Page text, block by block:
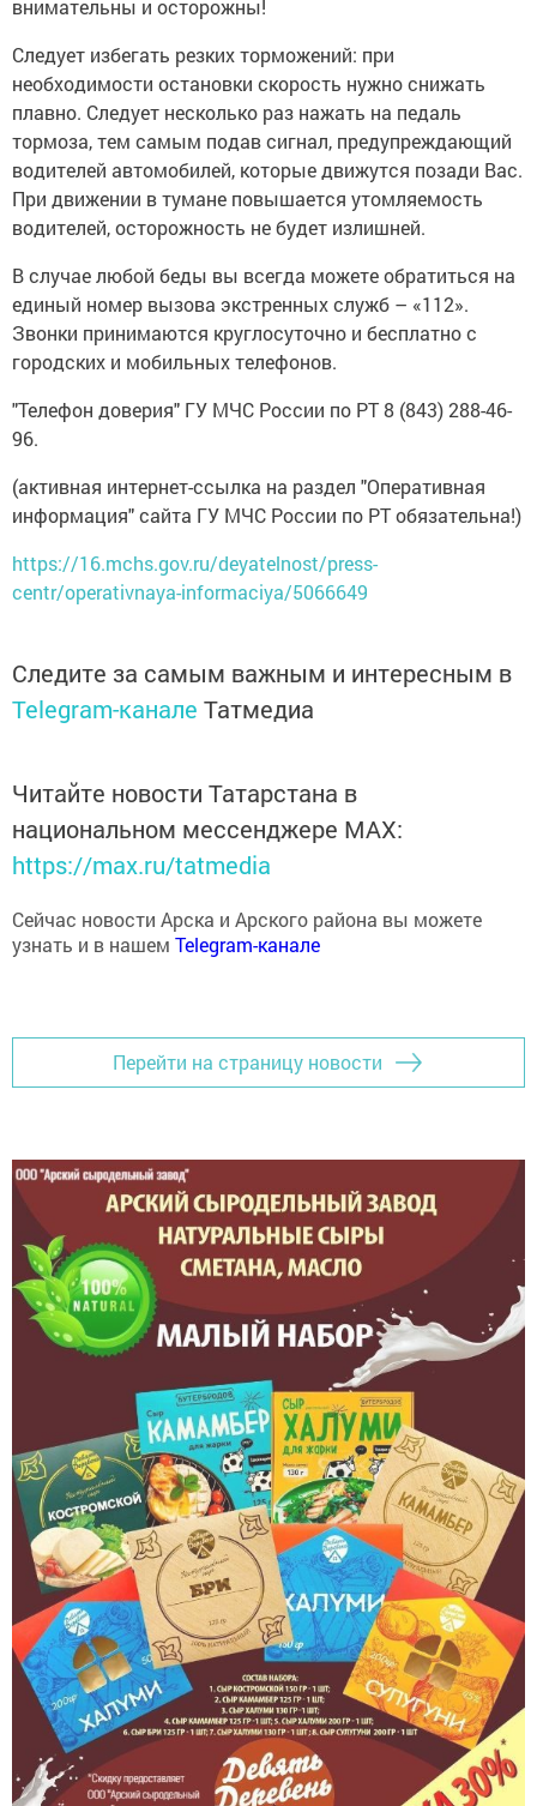
внимательны и осторожны!
Следует избегать резких торможений: при
необходимости остановки скорость нужно снижать
плавно. Следует несколько раз нажать на педаль
тормоза, тем самым подав сигнал, предупреждающий
водителей автомобилей, которые движутся позади Вас.
При движении в тумане повышается утомляемость
водителей, осторожность не будет излишней.
В случае любой беды вы всегда можете обратиться на
единый номер вызова экстренных служб – «112».
Звонки принимаются круглосуточно и бесплатно с
городских и мобильных телефонов.
"Телефон доверия" ГУ МЧС России по РТ 8 (843) 288-46-
96.
(активная интернет-ссылка на раздел "Оперативная
информация" сайта ГУ МЧС России по РТ обязательна!)
https://16.mchs.gov.ru/deyatelnost/press-
centr/operativnaya-informaciya/5066649
Следите за самым важным и интересным в
Telegram-канале Татмедиа
Читайте новости Татарстана в
национальном мессенджере MАХ:
https://max.ru/tatmedia
Сейчас новости Арска и Арского района вы можете
узнать и в нашем Telegram-канале
Перейти на страницу новости